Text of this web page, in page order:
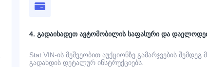
4. გადაიხადეთ ავტომობილის საფასური და
Stat.VIN-ის მეშვეობით აუქციონზე გამარჯვების
გადახდის დეტალურ ინსტრუქციებს.